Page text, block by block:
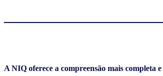
A NIQ oferece a compreensão mais